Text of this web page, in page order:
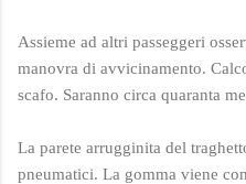
Assieme ad altri passeggeri
manovra di avvicinamento.
scafo. Saranno circa quaranta
La parete arrugginita del
pneumatici. La gomma viene